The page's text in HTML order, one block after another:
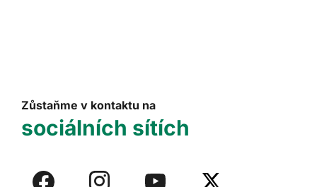
Zůstaňme v kontaktu na
sociálních sítích